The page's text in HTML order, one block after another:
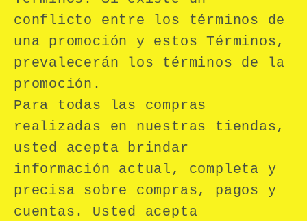
conflicto entre los términos de
una promoción y estos Términos,
prevalecerán los términos de la
promoción.
Para todas las compras
realizadas en nuestras tiendas,
usted acepta brindar
información actual, completa y
precisa sobre compras, pagos y
cuentas. Usted acepta